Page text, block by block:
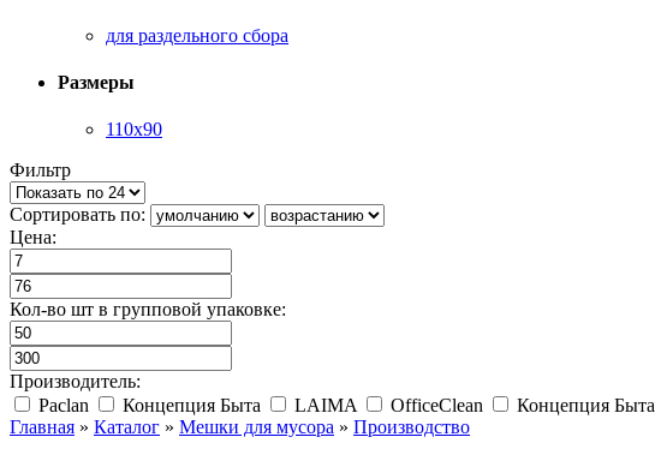
для раздельного сбора
Размеры
110х90
Фильтр
Сортировать по:
Цена:
Кол-во шт в групповой упаковке:
Производитель:
Paclan
Концепция Быта LAIMA OfficeClean
Концепция Быта
Главная » Каталог » Мешки для мусора » Производство